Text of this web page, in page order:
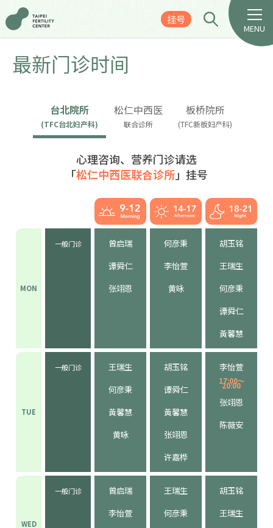
挂号
MENU
最新门诊时间
台北院所
(TFC台北妇产科)
松仁中西医
联合诊所
板桥院所
(TFC新板妇产科)
心理咨询、营养门诊请选
「松仁中西医联合诊所」挂号
MON
一般门诊
曾启瑞
谭舜仁
张翊恩
何彦秉
李怡萱
黄咏
胡玉铭
王瑞生
何彦秉
谭舜仁
黃馨慧
TUE
一般门诊
王瑞生
何彦秉
黃馨慧
黄咏
胡玉铭
谭舜仁
黃馨慧
张翊恩
许嘉桦
李怡萱
17:00～
20:00
张翊恩
陈薇安
WED
一般门诊
曾启瑞
李怡萱
王瑞生
何彦秉
胡玉铭
王瑞生